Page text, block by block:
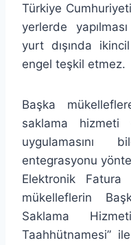
Türkiye
yerlerde
yurt dışında
engel teşkil etmez.
Başka
saklama hizmeti
uygulamasını
entegrasyonu
Elektronik
mükelleflerin
Saklama
Taahhütnamesi”